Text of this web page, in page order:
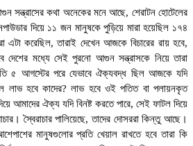
সন্ত্রাসের কথা অনেকের মনে আছে, শেরাটন হোটেলের
দিয়ে ১১ জন মানুষকে পুড়িয়ে মারা হয়েছিল ১৭৪
এটা করেছিল, তারাই দেখেন আজকে বিচারের রায় হবে,
দেশের মধ্যে সেই পুরনো আগুন সন্ত্রাসকে নিয়ে তারা
৫ আগস্টের পরে যেভাবে ঐক্যবদ্ধ ছিল আজকে যদি
লাভ হবে কাদের? লাভ হবে ওই পতিত বা পলায়নকৃত
আমাদের ঐক্য যদি বিনষ্ট করতে পারে, সেই ফাটল দিয়ে
স্বৈরাচার পালিয়েছে, তাদের দোসররা কিন্তু আছে।
মানুষগুলোর প্রতি খেয়াল রাখতে হবে তারা কি